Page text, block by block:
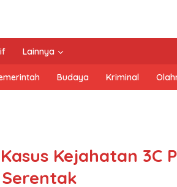
Lainnya
Budaya Kriminal
Kejahatan 3C